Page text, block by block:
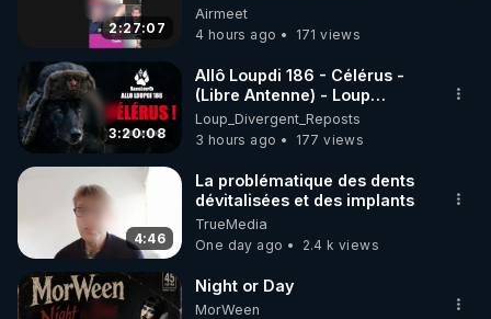
2:27:07
Airmeet
4 hours ago
171 views
3:20:08
Allô Loupdi 186 - Célérus -
(Libre Antenne) - Loup
Divergent 2026.08.06
Loup_Divergent_Reposts
3 hours ago
177 views
4:46
La problématique des dents
dévitalisées et des implants
TrueMedia
One day ago
2.4 k views
Night or Day
MorWeen